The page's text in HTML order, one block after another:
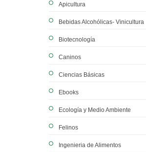
Apicultura
Bebidas Alcohólicas- Vinicultura
Biotecnología
Caninos
Ciencias Básicas
Ebooks
Ecología y Medio Ambiente
Felinos
Ingenieria de Alimentos